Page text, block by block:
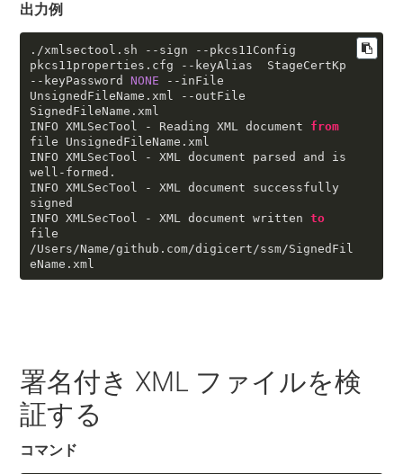
出力例
./xmlsectool .sh --sign
--pkcs11Config
pkcs11properties .cfg --keyAlias
--keyPassword
NONE
--inFile
UnsignedFileName .xml
--outFile
SignedFileName .xml
INFO XMLSecTool - Reading XML document from
file UnsignedFileName .xml
INFO XMLSecTool - XML document parsed and is
well-formed.
INFO XMLSecTool - XML document successfully
signed
INFO XMLSecTool - XML document written to
file
/Users/Name/github .com/digicert/ssm/SignedFil
eName .xml
署名付き XML ファイルを検
証する
コマンド